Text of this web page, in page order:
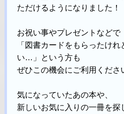
ただけるようになりました！
お祝い事やプレゼントなどで
「図書カードをもらったけ
い…」という方も
ぜひこの機会にご利用くださ
気になっていたあの本や、
新しいお気に入りの一冊を探